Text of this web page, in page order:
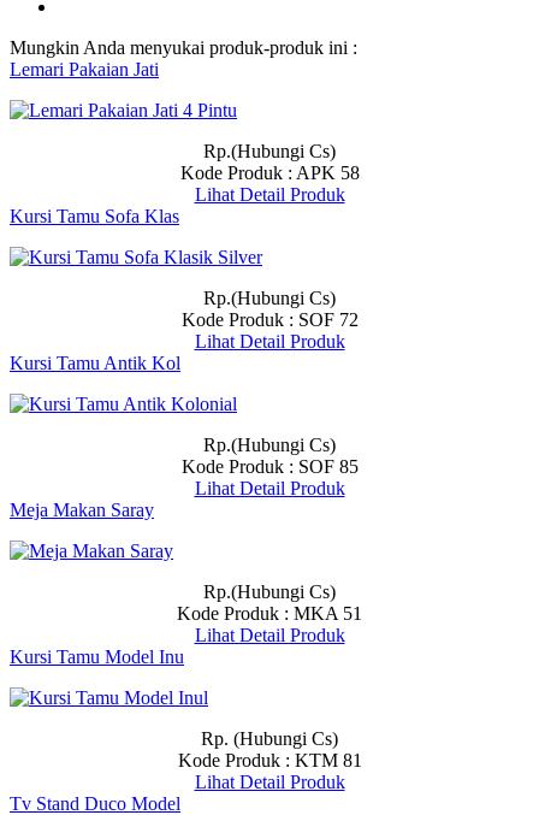
Mungkin Anda menyukai produk-produk ini :
Lemari Pakaian Jati
Rp.(Hubungi Cs)
Kode Produk : APK 58
Lihat Detail Produk
Kursi Tamu Sofa Klas
Rp.(Hubungi Cs)
Kode Produk : SOF 72
Lihat Detail Produk
Kursi Tamu Antik Kol
Rp.(Hubungi Cs)
Kode Produk : SOF 85
Lihat Detail Produk
Meja Makan Saray
Rp.(Hubungi Cs)
Kode Produk : MKA 51
Lihat Detail Produk
Kursi Tamu Model Inu
Rp. (Hubungi Cs)
Kode Produk : KTM 81
Lihat Detail Produk
Tv Stand Duco Model